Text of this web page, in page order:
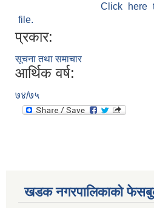
Click here
file.
प्रकार:
सूचना तथा समाचार
आर्थिक वर्ष:
७४/७५
खडक नगरपालिकाको